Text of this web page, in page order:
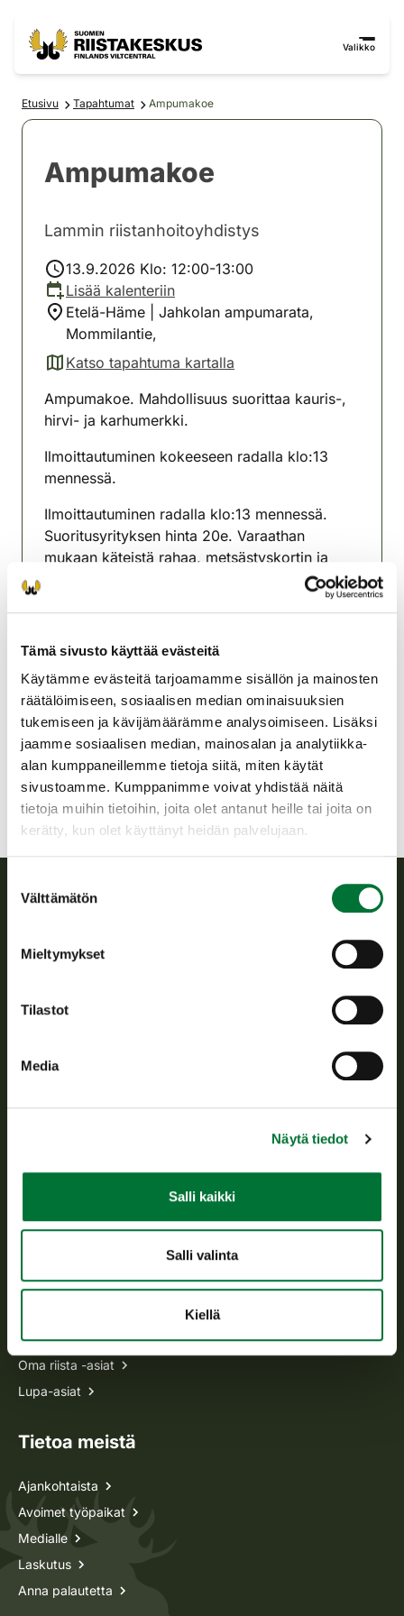
Tämä sivusto käyttää evästeitä
Käytämme evästeitä tarjoamamme sisällön ja mainosten
räätälöimiseen, sosiaalisen median ominaisuuksien
tukemiseen ja kävijämäärämme analysoimiseen. Lisäksi
jaamme sosiaalisen median, mainosalan ja analytiikka-
alan kumppaneillemme tietoja siitä, miten käytät
sivustoamme. Kumppanimme voivat yhdistää näitä
tietoja muihin tietoihin, joita olet antanut heille tai joita on
kerätty, kun olet käyttänyt heidän palvelujaan.
valinta
Välttämätön
Mieltymykset
Tilastot
Media
Näytä tiedot
Salli kaikki
Salli valinta
Kiellä
Valikko
Etusivu Tapahtumat Ampumakoe
Ampumakoe
Lammin riistanhoitoyhdistys
13.9.2026 Klo: 12:00-13:00
Lisää kalenteriin
Etelä-Häme | Jahkolan ampumarata,
Mommilantie,
Katso tapahtuma kartalla
(avautuu uuteen välilehteen)
Ampumakoe. Mahdollisuus suorittaa kauris-,
hirvi- ja karhumerkki.
Ilmoittautuminen kokeeseen radalla klo:13
mennessä.
Ilmoittautuminen radalla klo:13 mennessä.
Suoritusyrityksen hinta 20e. Varaathan
mukaan käteistä rahaa, metsästyskortin ja
Lisätietoja Kati Heinonenlammi@rhy.riista.fi
Lammin riistanhoitoyhdistys
Etelä-Häme
041 433 2585
lammi@rhy.riista.fi
Suomen riistakeskus edistää kestävää riistataloutta, tukee
toimeenpanosta sekä vastaa sille säädetyistä julkisista
Asiakaspalvelu
p. 029 431 2001
Usein kysytyt kysymykset
Kaikki yhteystiedot
Metsästyskortti-asiat
Oma riista -asiat
Lupa-asiat
Tietoa meistä
Ajankohtaista
Avoimet työpaikat
Medialle
Laskutus
Anna palautetta